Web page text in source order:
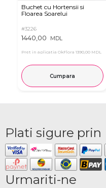
Buchet cu Hortensii si
Floarea Soarelui
#3226
1440,00 MDL
Pret in aplicatia OkFlora 1390,00 MDL
Cumpara
Plati sigure prin
Urmariti-ne